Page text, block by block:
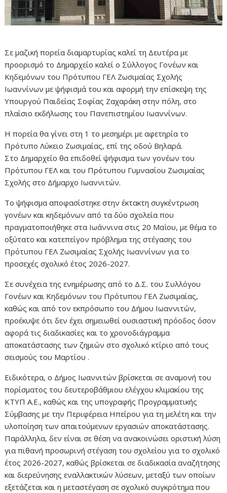
Σε μαζική πορεία διαμαρτυρίας καλεί τη Δευτέρα με
προορισμό το Δημαρχείο καλεί ο Σύλλογος Γονέων και
Κηδεμόνων του Πρότυπου ΓΕΛ Ζωσιμαίας Σχολής
Ιωαννίνων με ψήφισμά του και αφορμή την επίσκεψη της
Υπουργού Παιδείας Σοφίας Ζαχαράκη στην πόλη, στο
πλαίσιο εκδήλωσης του Πανεπιστημίου Ιωαννίνων.
Η πορεία θα γίνει στη 1 το μεσημέρι με αφετηρία το
Πρότυπο Λύκειο Ζωσιμαίας, επί της οδού Βηλαρά.
Στο Δημαρχείο θα επιδοθεί ψήφισμα των γονέων του
Πρότυπου ΓΕΛ και του Πρότυπου Γυμνασίου Ζωσιμαίας
Σχολής στο Δήμαρχο Ιωαννιτών.
Το ψήφισμα αποφασίστηκε στην έκτακτη συγκέντρωση
γονέων και κηδεμόνων από τα δύο σχολεία που
πραγματοποιήθηκε στα Ιωάννινα στις 20 Μαΐου, με θέμα το
οξύτατο και κατεπείγον πρόβλημα της στέγασης του
Πρότυπου ΓΕΛ Ζωσιμαίας Σχολής Ιωαννίνων για το
προσεχές σχολικό έτος 2026-2027.
Σε συνέχεια της ενημέρωσης από το Δ.Σ. του Συλλόγου
Γονέων και Κηδεμόνων του Πρότυπου ΓΕΛ Ζωσιμαίας,
καθώς και από τον εκπρόσωπο του Δήμου Ιωαννιτών,
προέκυψε ότι δεν έχει σημειωθεί ουσιαστική πρόοδος όσον
αφορά τις διαδικασίες και το χρονοδιάγραμμα
αποκατάστασης των ζημιών στο σχολικό κτίριο από τους
σεισμούς του Μαρτίου .
Ειδικότερα, ο Δήμος Ιωαννιτών βρίσκεται σε αναμονή του
πορίσματος του δευτεροβάθμιου ελέγχου κλιμακίου της
ΚΤΥΠ Α.Ε., καθώς και της υπογραφής Προγραμματικής
Σύμβασης με την Περιφέρεια Ηπείρου για τη μελέτη και την
υλοποίηση των απαιτούμενων εργασιών αποκατάστασης.
Παράλληλα, δεν είναι σε θέση να ανακοινώσει οριστική λύση
για πιθανή προσωρινή στέγαση του σχολείου για το σχολικό
έτος 2026-2027, καθώς βρίσκεται σε διαδικασία αναζήτησης
και διερεύνησης εναλλακτικών λύσεων, μεταξύ των οποίων
εξετάζεται και η μεταστέγαση σε σχολικό συγκρότημα που